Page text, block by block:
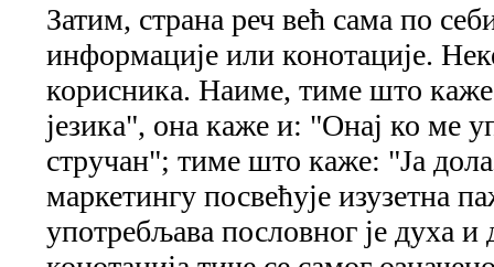
Затим, страна реч већ сама по
информације или конотације.
корисника. Наиме, тиме што
језика", она каже и: "Онај ко ме
стручан"; тиме што каже: "Ја
маркетингу посвећује изузетна
употребљава пословног је духа